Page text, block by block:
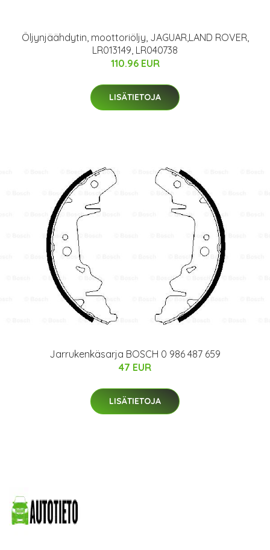
Öljynjäähdytin, moottoriöljy, JAGUAR,LAND ROVER,
LR013149, LR040738
110.96 EUR
LISÄTIETOJA
Jarrukenkäsarja BOSCH 0 986 487 659
47 EUR
LISÄTIETOJA